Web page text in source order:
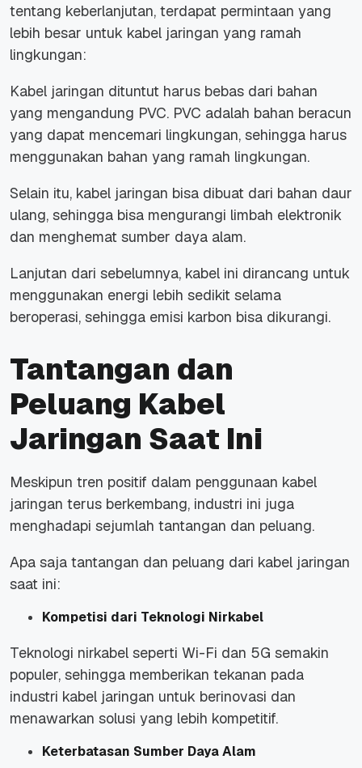
tentang keberlanjutan, terdapat permintaan yang
lebih besar untuk kabel jaringan yang ramah
lingkungan:
Kabel jaringan dituntut harus bebas dari bahan
yang mengandung PVC. PVC adalah bahan beracun
yang dapat mencemari lingkungan, sehingga harus
menggunakan bahan yang ramah lingkungan.
Selain itu, kabel jaringan bisa dibuat dari bahan daur
ulang, sehingga bisa mengurangi limbah elektronik
dan menghemat sumber daya alam.
Lanjutan dari sebelumnya, kabel ini dirancang untuk
menggunakan energi lebih sedikit selama
beroperasi, sehingga emisi karbon bisa dikurangi.
Tantangan dan
Peluang Kabel
Jaringan Saat Ini
Meskipun tren positif dalam penggunaan kabel
jaringan terus berkembang, industri ini juga
menghadapi sejumlah tantangan dan peluang.
Apa saja tantangan dan peluang dari kabel jaringan
saat ini:
Kompetisi dari Teknologi Nirkabel
Teknologi nirkabel seperti Wi-Fi dan 5G semakin
populer, sehingga memberikan tekanan pada
industri kabel jaringan untuk berinovasi dan
menawarkan solusi yang lebih kompetitif.
Keterbatasan Sumber Daya Alam